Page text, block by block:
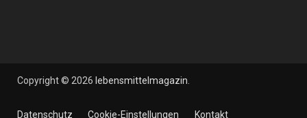
Copyright © 2026 lebensmittelmagazin
Datenschutz Cookie-Einstellungen Kontakt